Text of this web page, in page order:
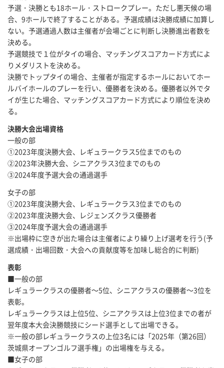
予選・決勝とも18ホール・ストロークプレー。ただし悪天候の場
合、9ホールで終了することがある。予選成績は決勝成績に加算し
ない。予選通過人数は主催者が会場ごとに判断し決勝進出者数を
決める。
予選競技で１位がタイの場合、マッチングスコアカード方式によ
りメダリストを決める。
決勝でトップタイの場合、主催者が指定するホールにおいてホー
ルバイホールのプレーを行い、優勝者を決める。優勝者以外でタ
イが生じた場合、マッチングスコアカード方式により順位を決め
る。
決勝大会出場資格
一般の部
①2023年度決勝大会、レギュラークラス5位までのもの
②2023年決勝大会、シニアクラス3位までのもの
③2024年度予選大会の通過選手
女子の部
①2023年度決勝大会、レギュラークラス3位までのもの
②2023年度決勝大会、レジェンズクラス優勝者
③2024年度予選大会の通過選手
※出場枠に空きが出た場合は主催者により繰り上げ選考を行う(予
選成績・出場回数・大会への貢献度等を加味し総合的に判断)
表彰
■一般の部
レギュラークラスの優勝者～5位、シニアクラスの優勝者～3位を
表彰。
レギュラークラスは上位5位、シニアクラスは上位3位までの者が
翌年度本大会決勝競技にシード選手として出場できる。
※一般の部レギュラークラスの上位3名には「2025年（第26回）
茨城県オープンゴルフ選手権」の出場権を与える。
■女子の部